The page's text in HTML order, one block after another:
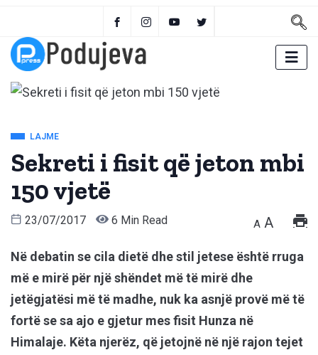
LAJME
Sekreti i fisit që jeton mbi
150 vjetë
23/07/2017 6 Min Read A A
Në debatin se cila dietë dhe stil jetese është rruga
më e mirë për një shëndet më të mirë dhe
jetëgjatësi më të madhe, nuk ka asnjë provë më të
fortë se sa ajo e gjetur mes fisit Hunza në
Himalaje. Këta njerëz, që jetojnë në një rajon tejet